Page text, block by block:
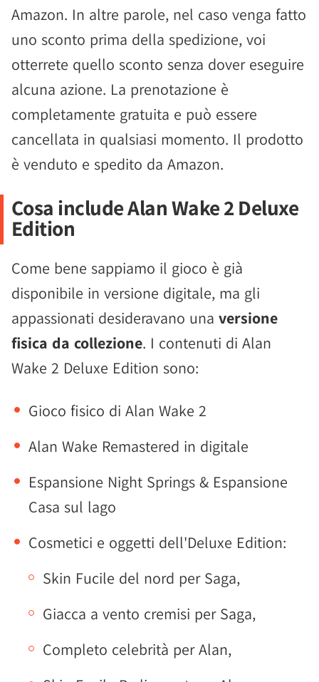
Amazon. In altre parole, nel caso venga fatto
uno sconto prima della spedizione, voi
otterrete quello sconto senza dover eseguire
alcuna azione. La prenotazione è
completamente gratuita e può essere
cancellata in qualsiasi momento. Il prodotto
è venduto e spedito da Amazon.
Cosa include Alan Wake 2 Deluxe
Edition
Come bene sappiamo il gioco è già
disponibile in versione digitale, ma gli
appassionati desideravano una versione
fisica da collezione. I contenuti di Alan
Wake 2 Deluxe Edition sono:
Gioco fisico di Alan Wake 2
Alan Wake Remastered in digitale
Espansione Night Springs & Espansione
Casa sul lago
Cosmetici e oggetti dell'Deluxe Edition:
Skin Fucile del nord per Saga,
Giacca a vento cremisi per Saga,
Completo celebrità per Alan,